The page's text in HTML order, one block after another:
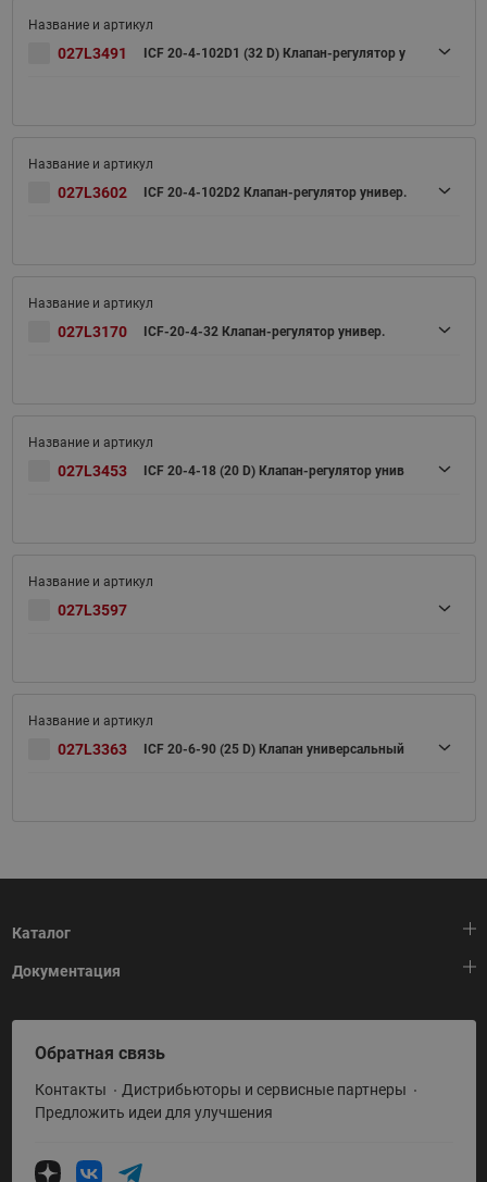
027L3491 ICF 20-4-102D1 (32 D) Клапан-регулятор у
027L3602 ICF 20-4-102D2 Клапан-регулятор универ.
027L3170 ICF-20-4-32 Клапан-регулятор универ.
027L3453 ICF 20-4-18 (20 D) Клапан-регулятор унив
027L3597
027L3363 ICF 20-6-90 (25 D) Клапан универсальный
Каталог
Тепловая автоматика
Холодильная техника
Приводная техника
Промышленная автоматика
Теплообменное оборудование
Документация
HeatPlatform (Тепловая платформа)
Полезные программы и инструменты
Условия поставки
Обратная связь
Контакты
Дистрибьюторы и сервисные партнеры
Предложить идеи для улучшения